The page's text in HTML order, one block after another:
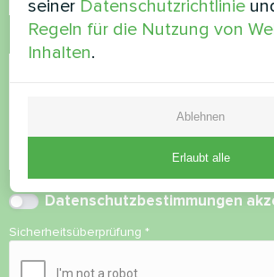
Kommentar
Datenschutzbestimmungen
Sicherheitsüberprüfung *
seiner Datenschutzrichtlinie
Regeln für die Nutzung von
Inhalten.
Ablehnen
Erlaubt alle